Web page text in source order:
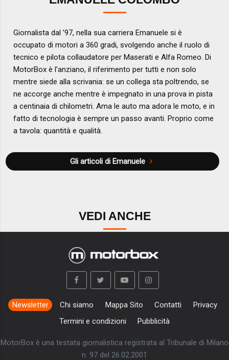
Giornalista dal ’97, nella sua carriera Emanuele si è
occupato di motori a 360 gradi, svolgendo anche il ruolo di
tecnico e pilota collaudatore per Maserati e Alfa Romeo. Di
MotorBox è l’anziano, il riferimento per tutti e non solo
mentre siede alla scrivania: se un collega sta poltrendo, se
ne accorge anche mentre è impegnato in una prova in pista
a centinaia di chilometri. Ama le auto ma adora le moto, e in
fatto di tecnologia è sempre un passo avanti. Proprio come
a tavola: quantità e qualità.
Gli articoli di Emanuele
VEDI ANCHE
Newsletter Chi siamo Mappa Sito Contatti
Privacy
Termini e condizioni
Pubblicità
MotorBox è una testata giornalistica registrata al Tribunale di Milano
n. 97 del 26.02.2001